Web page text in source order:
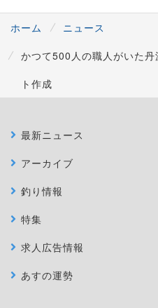
ホーム
ニュース
かつて500人の職人がいた
ト作成
最新ニュース
アーカイブ
釣り情報
特集
求人広告情報
あすの運勢